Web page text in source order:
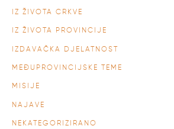
IZ ŽIVOTA CRKVE
IZ ŽIVOTA PROVINCIJE
IZDAVAČKA DJELATNOST
MEĐUPROVINCIJSKE TEME
MISIJE
NAJAVE
NEKATEGORIZIRANO